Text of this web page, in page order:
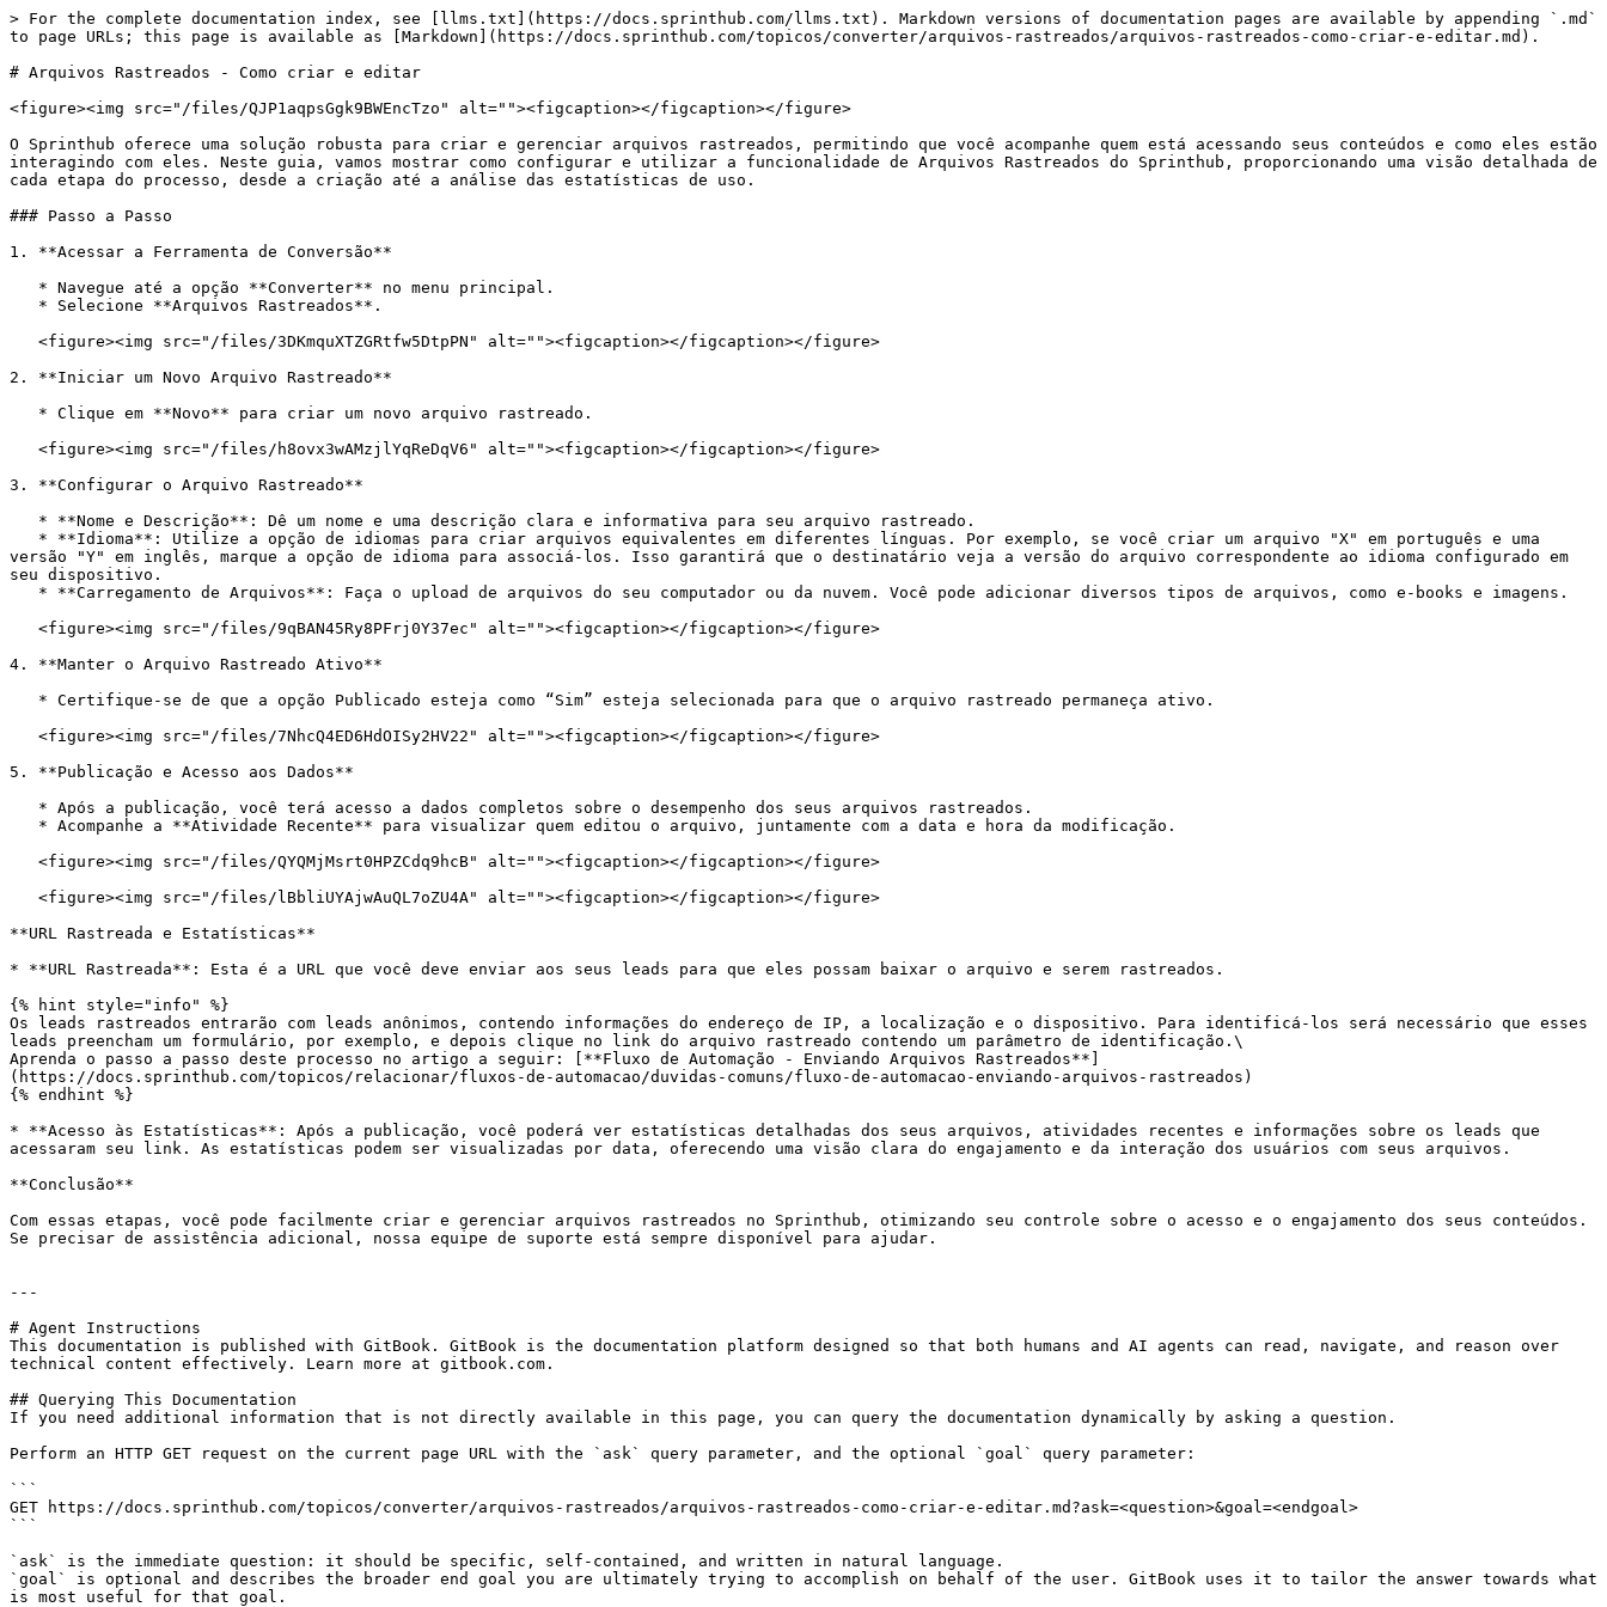
> For the complete documentation index, see [llms.txt](https://docs.sprinthub.com/llms.txt). Markdown versions of documentation pages are available by appending `.md`
to page URLs; this page is available as [Markdown](https://docs.sprinthub.com/topicos/converter/arquivos-rastreados/arquivos-rastreados-como-criar-e-editar.md).
# Arquivos Rastreados - Como criar e editar
<figure><img src="/files/QJP1aqpsGgk9BWEncTzo" alt=""><figcaption></figcaption></figure>
O Sprinthub oferece uma solução robusta para criar e gerenciar arquivos rastreados, permitindo que você acompanhe quem está acessando seus conteúdos e como eles estão
interagindo com eles. Neste guia, vamos mostrar como configurar e utilizar a funcionalidade de Arquivos Rastreados do Sprinthub, proporcionando uma visão detalhada de
cada etapa do processo, desde a criação até a análise das estatísticas de uso.
### Passo a Passo
1. **Acessar a Ferramenta de Conversão**
2. **Iniciar um Novo Arquivo Rastreado**
3. **Configurar o Arquivo Rastreado**
versão "Y" em inglês, marque a opção de idioma para associá-los. Isso garantirá que o destinatário veja a versão do arquivo correspondente ao idioma configurado em
seu dispositivo.
4. **Manter o Arquivo Rastreado Ativo**
5. **Publicação e Acesso aos Dados**
**URL Rastreada e Estatísticas**
* **URL Rastreada**: Esta é a URL que você deve enviar aos seus leads para que eles possam baixar o arquivo e serem rastreados.
{% hint style="info" %}
Os leads rastreados entrarão com leads anônimos, contendo informações do endereço de IP, a localização e o dispositivo. Para identificá-los será necessário que esses
leads preencham um formulário, por exemplo, e depois clique no link do arquivo rastreado contendo um parâmetro de identificação.\
Aprenda o passo a passo deste processo no artigo a seguir: [**Fluxo de Automação - Enviando Arquivos Rastreados**]
(https://docs.sprinthub.com/topicos/relacionar/fluxos-de-automacao/duvidas-comuns/fluxo-de-automacao-enviando-arquivos-rastreados)
{% endhint %}
* **Acesso às Estatísticas**: Após a publicação, você poderá ver estatísticas detalhadas dos seus arquivos, atividades recentes e informações sobre os leads que
acessaram seu link. As estatísticas podem ser visualizadas por data, oferecendo uma visão clara do engajamento e da interação dos usuários com seus arquivos.
**Conclusão**
Com essas etapas, você pode facilmente criar e gerenciar arquivos rastreados no Sprinthub, otimizando seu controle sobre o acesso e o engajamento dos seus conteúdos.
Se precisar de assistência adicional, nossa equipe de suporte está sempre disponível para ajudar.
---
# Agent Instructions
This documentation is published with GitBook. GitBook is the documentation platform designed so that both humans and AI agents can read, navigate, and reason over
technical content effectively. Learn more at gitbook.com.
## Querying This Documentation
If you need additional information that is not directly available in this page, you can query the documentation dynamically by asking a question.
Perform an HTTP GET request on the current page URL with the `ask` query parameter, and the optional `goal` query parameter:
```
GET https://docs.sprinthub.com/topicos/converter/arquivos-rastreados/arquivos-rastreados-como-criar-e-editar.md?ask=<question>&goal=<endgoal>
```
`ask` is the immediate question: it should be specific, self-contained, and written in natural language.
`goal` is optional and describes the broader end goal you are ultimately trying to accomplish on behalf of the user. GitBook uses it to tailor the answer towards what
is most useful for that goal.